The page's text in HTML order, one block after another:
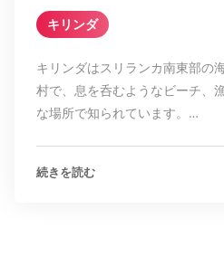
キリンダ
キリンダはスリランカ南東部の
村で、息を呑むようなビーチ、
な場所で知られています。…
続きを読む